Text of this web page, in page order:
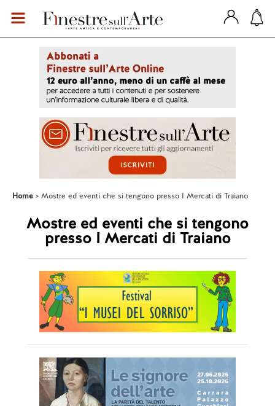
Home Mostre ed eventi che si tengono presso I Mercati di Traiano
Mostre ed eventi che si tengono
presso I Mercati di Traiano